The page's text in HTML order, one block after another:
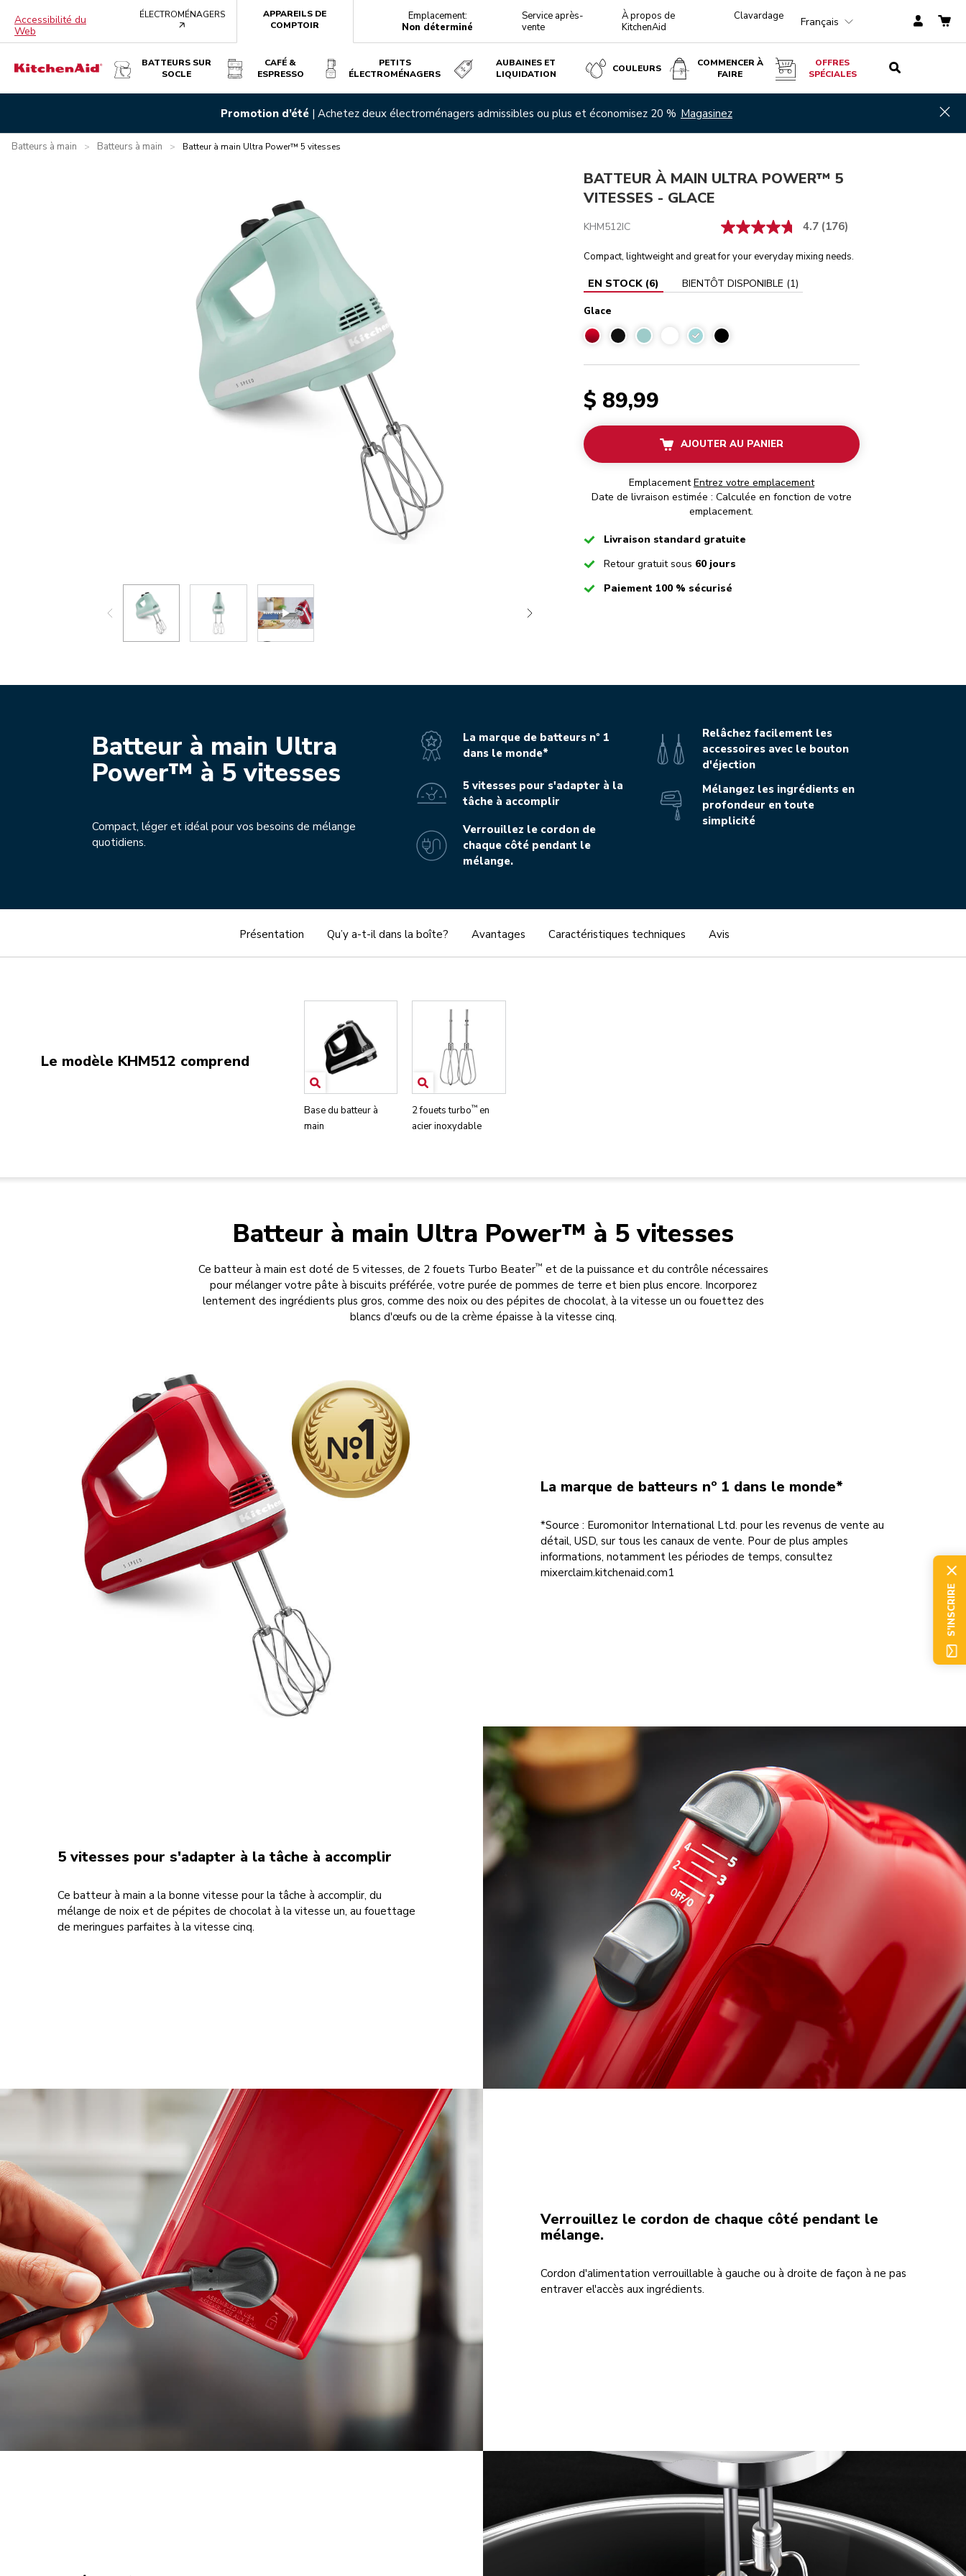
Accessibilité du
Web
ÉLECTROMÉNAGERS
APPAREILS DE
COMPTOIR
Emplacement:
Non déterminé
Service après-
vente
À propos de
KitchenAid
Clavardage Français
BATTEURS SUR
SOCLE
CAFÉ &
ESPRESSO
PETITS
ÉLECTROMÉNAGERS
AUBAINES ET
LIQUIDATION
COULEURS
COMMENCER À
FAIRE
OFFRES
SPÉCIALES
Promotion d’été | Achetez deux électroménagers admissibles ou plus et économisez 20 % Magasinez
Batteurs à main > Batteurs à main > Batteur à main Ultra Power™ 5 vitesses
Avantages Caractéristiques techniques Avis
Glace
BATTEUR À MAIN ULTRA POWER™ 5
VITESSES - GLACE
KHM512IC 4.7 (176)
Compact, lightweight and great for your everyday mixing needs.
EN STOCK(6) BIENTÔT DISPONIBLE (1)
Glace
Glace
$ 89,99
AJOUTER AU PANIER
Emplacement Entrez votre emplacement
Date de livraison estimée : Calculée en fonction de votre
emplacement.
CheckedLivraison standard gratuite
CheckedRetour gratuit sous 60 jours
CheckedPaiement 100 % sécurisé
Batteur à main Ultra
Power™ à 5 vitesses
Compact, léger et idéal pour vos besoins de mélange
quotidiens.
La marque de batteurs nº 1
dans le monde*
5 vitesses pour s'adapter à la
tâche à accomplir
Verrouillez le cordon de
chaque côté pendant le
mélange.
Relâchez facilement les
accessoires avec le bouton
d'éjection
Mélangez les ingrédients en
profondeur en toute
simplicité
Présentation Qu’y a-t-il dans la boîte? Avantages Caractéristiques techniques Avis
Le modèle KHM512 comprend
Base du batteur à
main
2 fouets turbo™ en
acier inoxydable
Batteur à main Ultra Power™ à 5 vitesses
Ce batteur à main est doté de 5 vitesses, de 2 fouets Turbo Beater™ et de la puissance et du contrôle nécessaires
pour mélanger votre pâte à biscuits préférée, votre purée de pommes de terre et bien plus encore. Incorporez
lentement des ingrédients plus gros, comme des noix ou des pépites de chocolat, à la vitesse un ou fouettez des
blancs d'œufs ou de la crème épaisse à la vitesse cinq.
La marque de batteurs nº 1 dans le monde*
*Source : Euromonitor International Ltd. pour les revenus de vente au
détail, USD, sur tous les canaux de vente. Pour de plus amples
informations, notamment les périodes de temps, consultez
mixerclaim.kitchenaid.com1
5 vitesses pour s'adapter à la tâche à accomplir
Ce batteur à main a la bonne vitesse pour la tâche à accomplir, du
mélange de noix et de pépites de chocolat à la vitesse un, au fouettage
de meringues parfaites à la vitesse cinq.
Verrouillez le cordon de chaque côté pendant le
mélange.
Cordon d'alimentation verrouillable à gauche ou à droite de façon à ne pas
entraver el'accès aux ingrédients.
S'INSCRIRE